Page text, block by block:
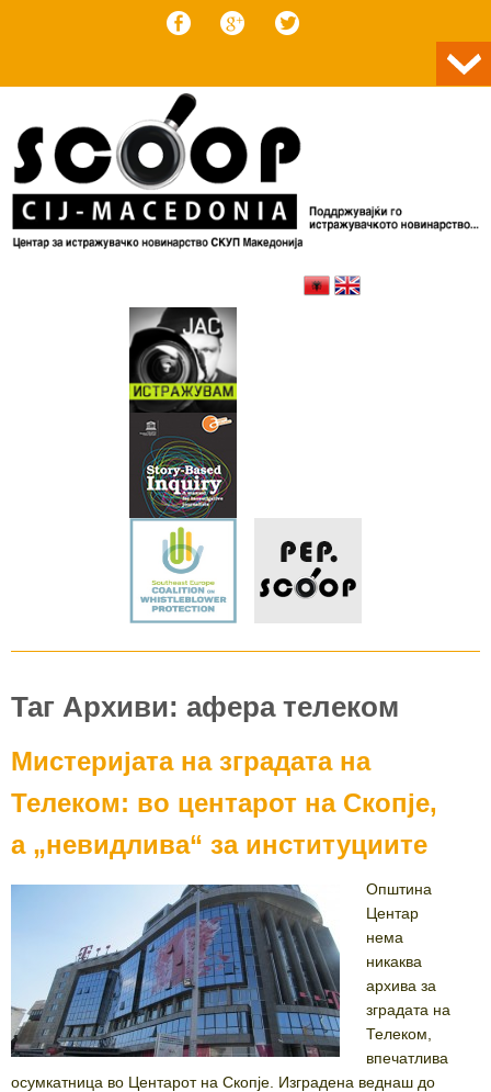
Таг Архиви: афера телеком
Мистеријата на зградата на
Телеком: во центарот на Скопје,
а „невидлива“ за институциите
Општина
Центар
нема
никаква
архива за
зградата на
Телеком,
впечатлива
осумкатница во Центарот на Скопје. Изградена веднаш до